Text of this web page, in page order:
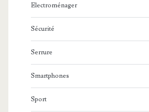
Electroménager
Sécurité
Serrure
Smartphones
Sport